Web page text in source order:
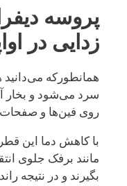
پروسه
زدایی در
همانطورکه
سرد می‌شود و بخار
روی فین‌ها و صفحات
با کاهش دما این
مانند برفک جلوی
بگیرند و در نتیجه